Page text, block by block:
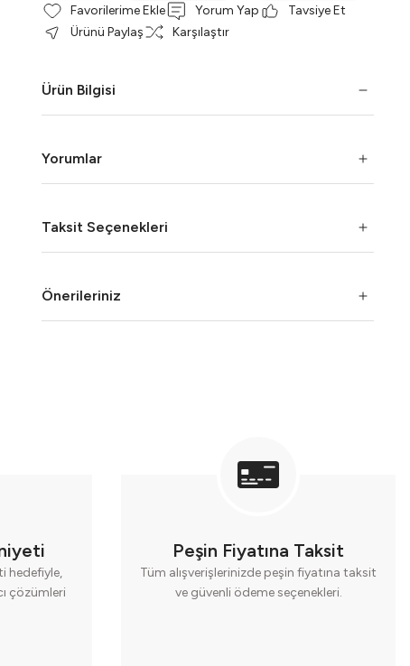
Yorum Yap
Tavsiye Et
Ürünü Paylaş
Karşılaştır
Ürün Bilgisi
Yorumlar
Taksit Seçenekleri
Önerileriniz
hedefiyle,
çözümleri
Peşin Fiyatına Taksit
Tüm alışverişlerinizde peşin fiyatına taksit
ve güvenli ödeme seçenekleri.